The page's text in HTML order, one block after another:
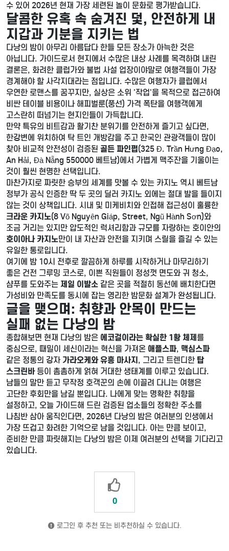
수 있어 2026년 현재 가장 세련된 놀이 문화로 평가받습니다.
달콤한 유혹 속 숨겨진 덫, 안전하게 내
지갑과 기분을 지키는 법
다낭의 밤이 아무리 아름답다 한들 모든 장소가 아늑한 것은
아닙니다. 가이드로서 현지에서 수많은 내상 사례를 목격하며 내린
결론은, 화려한 클럽가와 불법 사설 업장이야말로 여행객들이 가장
경계해야 할 사각지대라는 점입니다. 수많은 여행자가 클럽에서
우연한 로맨스를 꿈꾸지만, 실상은 소위 '작업'을 목적으로 접근하여
비싼 테이블 비용이나 해피벌룬(풍선) 가격 폭탄을 여행객에게
고스란히 떠넘기는 현지인들이 가득합니다.
만약 특유의 비트감과 활기찬 분위기를 안전하게 즐기고 싶다면,
한강변에 위치하여 탁 트인 개방감을 주고 한국인 관광객들이 많이
찾아 비교적 안전성이 검증된 골든 파인펍(325 Đ. Trần Hưng Đạo,
An Hải, Đà Nẵng 550000 베트남)에서 가볍게 맥주잔을 기울이는
것이 훨씬 현명한 선택입니다.
마찬가지로 짜릿한 승부의 세계를 맛볼 수 있는 카지노 역시 베트남
정부가 공식 인증한 딱 두 곳의 딜러 카지노 외에는 절대 발을 들이지
않는 것이 상책입니다. 시내 및 미케비치와 인접해 접근성이 훌륭한
크라운 카지노(8 Võ Nguyên Giáp, Street, Ngũ Hành Sơn)와
조금 거리는 있지만 압도적인 럭셔리함과 규모를 자랑하는 호이안의
호이아나 카지노만이 내 자산과 안전을 지키며 스릴을 즐길 수 있는
유일한 통로입니다.
여기에 밤 10시 전후로 깔끔하게 하루를 시작하거나 마무리하기
좋은 건전 그루밍 코스로, 이쁜 직원들이 정성껏 면도와 귀 청소,
샴푸를 도와주는 제일 이발소 같은 곳을 적절히 동선에 배치한다면
가성비와 만족도를 동시에 잡는 영리한 밤문화 설계가 완성됩니다.
글을 맺으며: 취향과 안목이 만드는
실패 없는 다낭의 밤
종합해보면 현재 다낭의 밤은 에코걸이라는 확실한 1황 체제를
중심으로, 때밀이 세신이라는 혁신을 가져온 애플스파, 맥심스파
같은 정통의 강자 가라오케와 유흥 마사지, 그리고 트렌디한 탑
스크린바등이 촘촘하게 얽혀 거대한 생태계를 이루고 있습니다.
남들의 말만 듣고 무작정 호객꾼의 손에 이끌려 다니는 여행은
고단한 후회만을 남길 뿐입니다. 나에게 맞는 명확한 취향을
설정하고, 오늘 가이드해 드린 검증된 업소들의 정확한 주소를
나침반 삼아 움직인다면, 2026년 다낭의 밤은 여러분의 인생에서
가장 뜨겁고 화려한 기억으로 남을 것입니다. 아는 만큼 보이고,
준비한 만큼 짜릿해지는 다낭의 밤은 이제 여러분의 선택을 기다리고
있습니다.
0
로그인 후 추천 또는 비추천하실 수 있습니다.